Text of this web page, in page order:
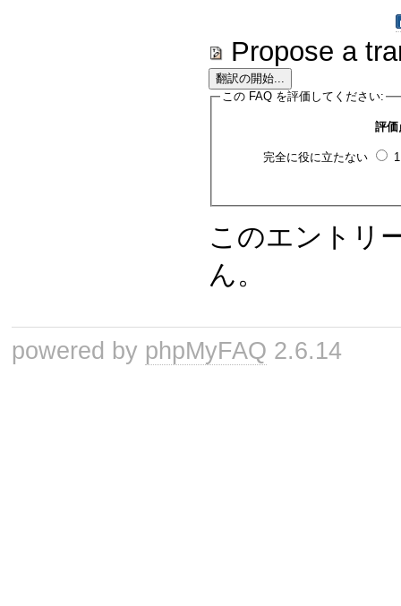
Propose a
この FAQ を評価してください:
評価
完全に役に立たない
このエントリ
ん。
powered by phpMyFAQ 2.6.14